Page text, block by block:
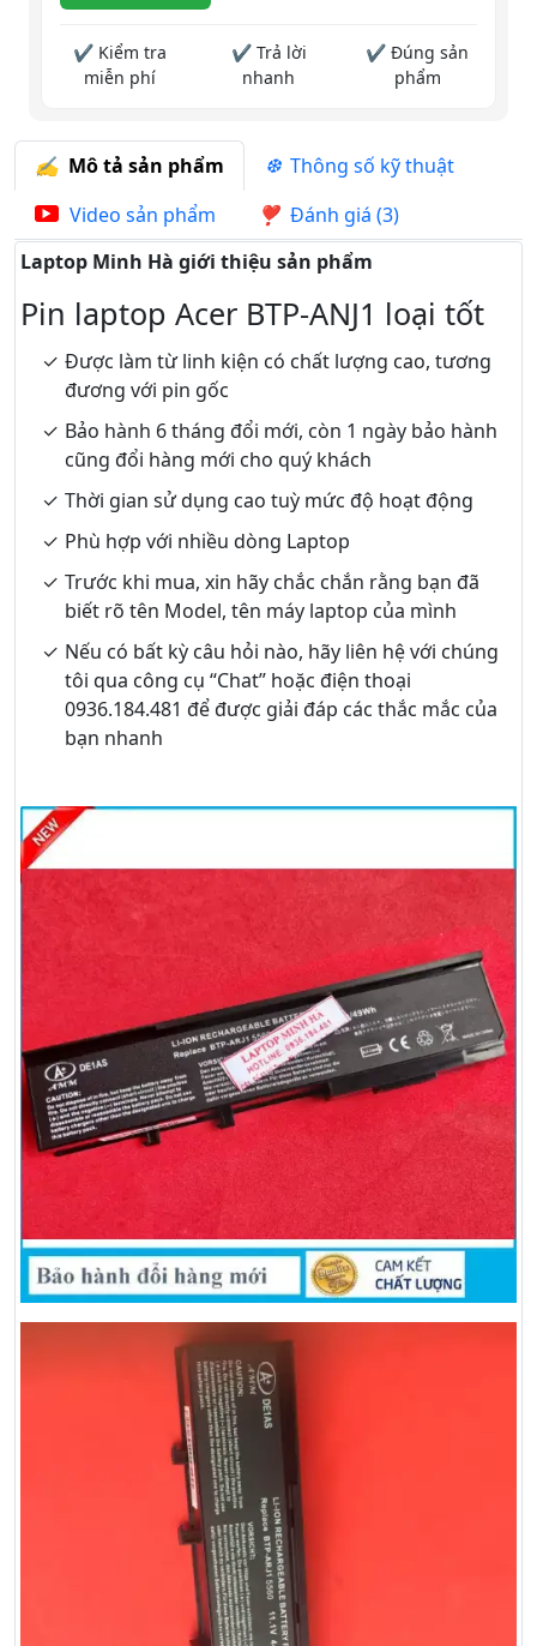
✔ Kiểm tra
miễn phí
✔ Trả lời
nhanh
✔ Đúng sản
phẩm
Mô tả sản phẩm
Thông số kỹ thuật
Video sản phẩm
Đánh giá (3)
Laptop Minh Hà giới thiệu sản phẩm
Pin laptop Acer BTP-ANJ1 loại tốt
Được làm từ linh kiện có chất lượng cao, tương
đương với pin gốc
Bảo hành 6 tháng đổi mới, còn 1 ngày bảo hành
cũng đổi hàng mới cho quý khách
Thời gian sử dụng cao tuỳ mức độ hoạt động
Phù hợp với nhiều dòng Laptop
Trước khi mua, xin hãy chắc chắn rằng bạn đã
biết rõ tên Model, tên máy laptop của mình
Nếu có bất kỳ câu hỏi nào, hãy liên hệ với chúng
tôi qua công cụ “Chat” hoặc điện thoại
0936.184.481 để được giải đáp các thắc mắc của
bạn nhanh